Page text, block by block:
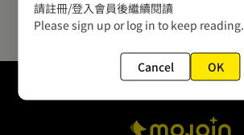
請註冊/登入會員後繼續閱讀
Please sign up or log in to keep reading.
Cancel OK